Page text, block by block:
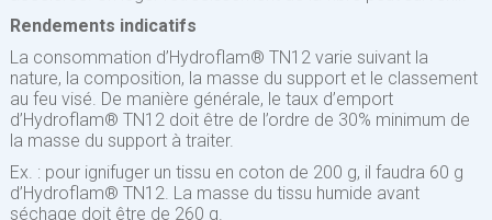
Rendements indicatifs
La consommation d’Hydroflam® TN12 varie suivant la
nature, la composition, la masse du support et le classement
au feu visé. De manière générale, le taux d’emport
d’Hydroflam® TN12 doit être de l’ordre de 30% minimum de
la masse du support à traiter.
Ex. : pour ignifuger un tissu en coton de 200 g, il faudra 60 g
d’Hydroflam® TN12. La masse du tissu humide avant
séchage doit être de 260 g.